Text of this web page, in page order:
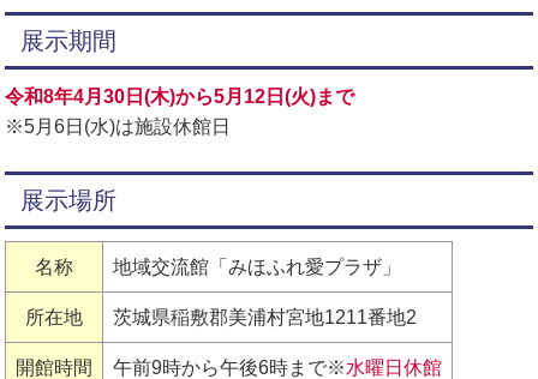
展示期間
令和8年4月30日(木)から5月12日(火)まで
※5月6日(水)は施設休館日
展示場所
名称 地域交流館「みほふれ愛プラザ」
所在地 茨城県稲敷郡美浦村宮地1211番地2
開館時間 午前9時から午後6時まで※水曜日休館